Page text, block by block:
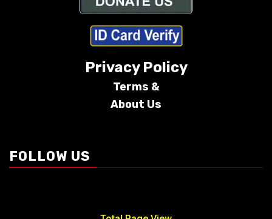
Privacy Policy
Terms &
About Us
FOLLOW US